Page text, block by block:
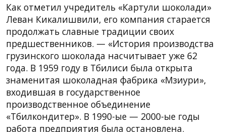
Как отметил учредитель «Картули шоколади»
Леван Кикалишвили, его компания старается
продолжать славные традиции своих
предшественников. — «История производства
грузинского шоколада насчитывает уже 62
года. В 1959 году в Тбилиси была открыта
знаменитая шоколадная фабрика «Мзиури»,
входившая в государственное
производственное объединение
«Тбилкондитер». В 1990-ые — 2000-ые годы
работа предприятия была остановлена.